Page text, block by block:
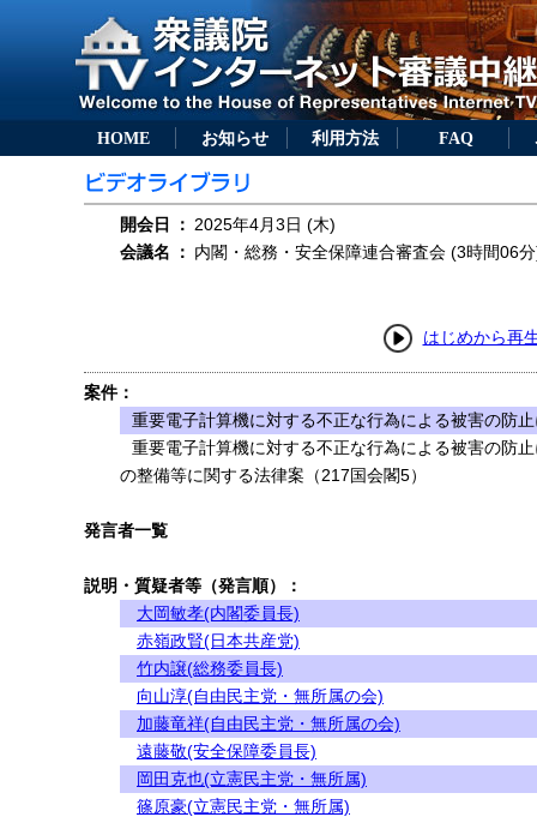
HOME お知らせ 利用方法 FAQ
開会日 ： 2025年4月3日 (木)
会議名
： 内閣・総務・安全保障連合審査会 (3時間06
はじめから再
案件：
重要電子計算機に対する不正な行為による被害の防
重要電子計算機に対する不正な行為による被害の防
の整備等に関する法律案（217国会閣5）
発言者一覧
説明・質疑者等（発言順）：
大岡敏孝(内閣委員長)
赤嶺政賢(日本共産党)
竹内譲(総務委員長)
向山淳(自由民主党・無所属の会)
加藤竜祥(自由民主党・無所属の会)
遠藤敬(安全保障委員長)
岡田克也(立憲民主党・無所属)
篠原豪(立憲民主党・無所属)